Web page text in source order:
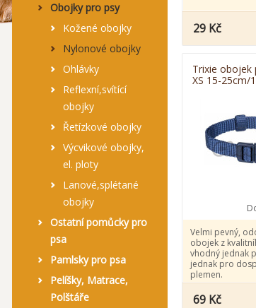
Obojky pro psy
Kožené obojky
Nylonové obojky
Ohlávky
Reflexní,svítící
obojky
Řetízkové obojky
Výcvikové obojky,
el. ploty
Lanové,splétané
obojky
Ostatní pomůcky pro
psa
Pamlsky pro psa
Pelíšky, Matrace,
Polštáře
29 Kč
Trixie obojek
XS 15-25cm/
Velmi pevný,
obojek z
vhodný jednak
jednak pro
plemen.
69 Kč